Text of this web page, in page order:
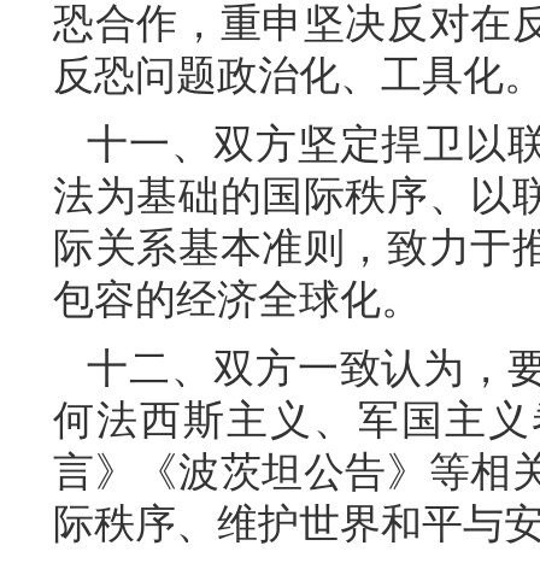
恐合作，重申坚决反对在
反恐问题政治化、工具化
十一、双方坚定捍卫以
法为基础的国际秩序、以
际关系基本准则，致力于
包容的经济全球化。
十二、双方一致认为，
何法西斯主义、军国主
言》《波茨坦公告》等相
际秩序、维护世界和平与